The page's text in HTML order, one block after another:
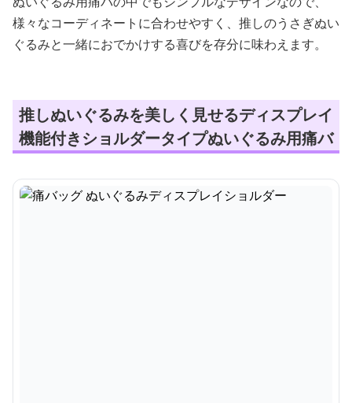
様々なコーディネートに合わせやすく、推しのうさぎぬい
ぐるみと一緒におでかけする喜びを存分に味わえます。
推しぬいぐるみを美しく見せるディスプレイ
機能付きショルダータイプぬいぐるみ用痛バ